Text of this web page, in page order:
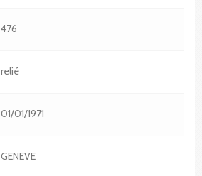
476
relié
01/01/1971
GENEVE